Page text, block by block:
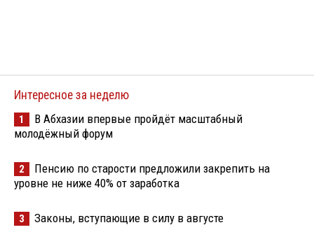
Интересное за неделю
1
В Абхазии впервые пройдёт масштабный
молодёжный форум
2
Пенсию по старости предложили закрепить на
уровне не ниже 40% от заработка
3 Законы, вступающие в силу в августе